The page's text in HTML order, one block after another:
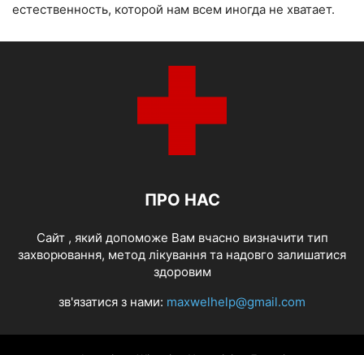
естественность, которой нам всем иногда не хватает.
ПРО НАС
Cайт , який допоможе Вам вчасно визначити тип
захворювання, метод лікування та надовго залишатися
здоровим
зв'язатися з нами: maxwelhelp@gmail.com